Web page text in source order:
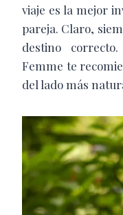
viaje es la mejor
pareja. Claro,
destino
Femme te
del lado más